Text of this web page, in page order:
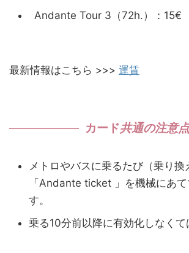
Andante Tour 3（72h.）：15€
最新情報はこちら >>> 運賃
カード共通の注意点
メトロやバスに乗るたび（乗り換
「Andante ticket 」を機械にあ
す。
乗る10分前以降に有効化しなくて